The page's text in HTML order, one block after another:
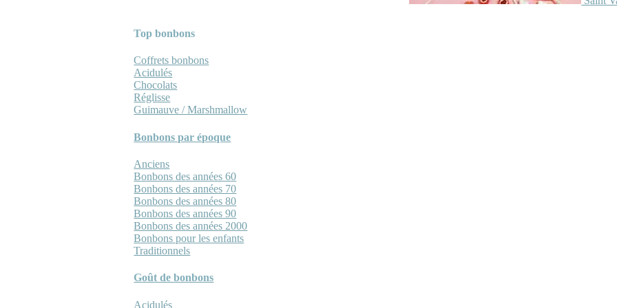
Top bonbons
Coffrets bonbons
Acidulés
Chocolats
Réglisse
Guimauve / Marshmallow
Bonbons par époque
Anciens
Bonbons des années 60
Bonbons des années 70
Bonbons des années 80
Bonbons des années 90
Bonbons des années 2000
Bonbons pour les enfants
Traditionnels
Goût de bonbons
Acidulés